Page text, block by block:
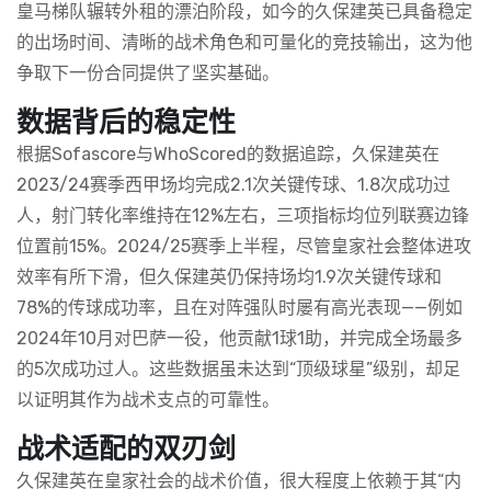
皇马梯队辗转外租的漂泊阶段，如今的久保建英已具备稳定
的出场时间、清晰的战术角色和可量化的竞技输出，这为他
争取下一份合同提供了坚实基础。
数据背后的稳定性
根据Sofascore与WhoScored的数据追踪，久保建英在
2023/24赛季西甲场均完成2.1次关键传球、1.8次成功过
人，射门转化率维持在12%左右，三项指标均位列联赛边锋
位置前15%。2024/25赛季上半程，尽管皇家社会整体进攻
效率有所下滑，但久保建英仍保持场均1.9次关键传球和
78%的传球成功率，且在对阵强队时屡有高光表现——例如
2024年10月对巴萨一役，他贡献1球1助，并完成全场最多
的5次成功过人。这些数据虽未达到“顶级球星”级别，却足
以证明其作为战术支点的可靠性。
战术适配的双刃剑
久保建英在皇家社会的战术价值，很大程度上依赖于其“内